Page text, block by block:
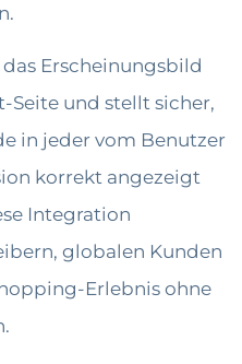
Erscheinungsbild
Seite und stellt sicher,
in jeder vom Benutzer
korrekt angezeigt
Integration
globalen Kunden
Erlebnis ohne